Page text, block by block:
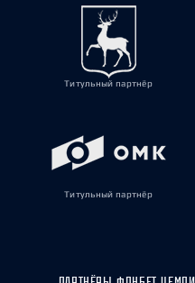
Титульный партнёр
Титульный партнёр